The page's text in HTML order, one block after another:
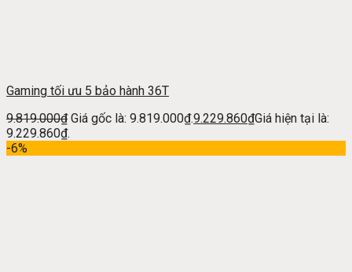
Gaming tối ưu 5 bảo hành 36T
9.819.000₫ Giá gốc là: 9.819.000₫.9.229.860₫Giá hiện tại là:
9.229.860₫.
-6%